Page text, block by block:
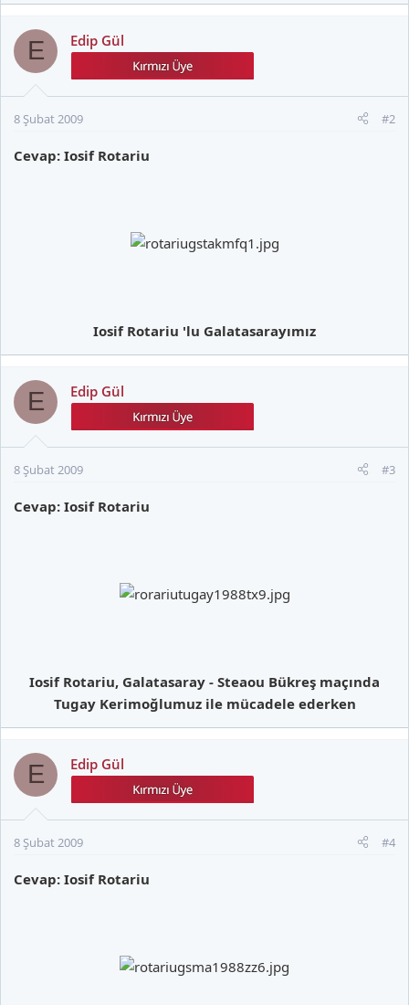
E Edip Gül
8 Şubat 2009 #2
Cevap: Iosif Rotariu
Iosif Rotariu 'lu Galatasarayımız
E Edip Gül
8 Şubat 2009 #3
Cevap: Iosif Rotariu
Iosif Rotariu, Galatasaray - Steaou Bükreş maçında
Tugay Kerimoğlumuz ile mücadele ederken
E Edip Gül
8 Şubat 2009 #4
Cevap: Iosif Rotariu